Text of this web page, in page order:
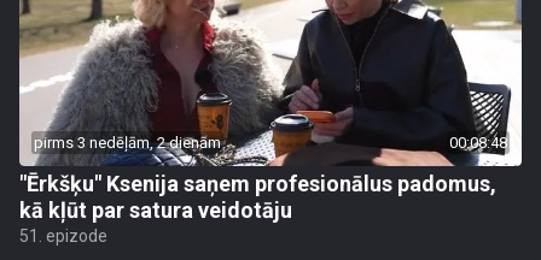
pirms 3 nedēļām, 2 dienām 00:08:48
"Ērkšķu" Ksenija saņem profesionālus padomus,
kā kļūt par satura veidotāju
51. epizode